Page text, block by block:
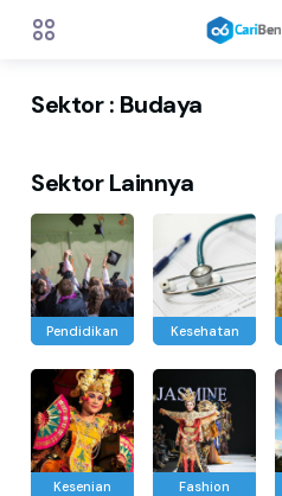
Sektor : Budaya
Sektor Lainnya
Pendidikan Kesehatan
Kesenian Fashion